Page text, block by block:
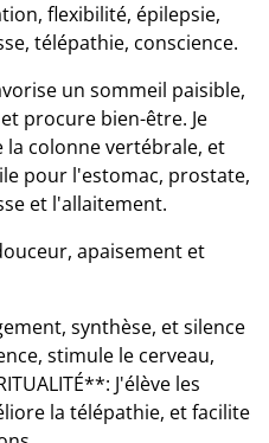
flexibilité, épilepsie,
télépathie, conscience.
un sommeil paisible,
procure bien-être. Je
la colonne vertébrale, et
pour l'estomac, prostate,
et l'allaitement.
apaisement et
synthèse, et silence
stimule le cerveau,
J'élève les
la télépathie, et facilite